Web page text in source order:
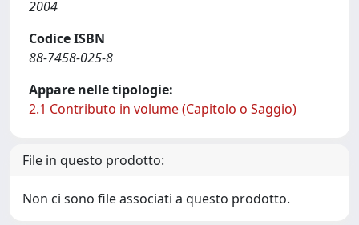
2004
Codice ISBN
88-7458-025-8
Appare nelle tipologie:
2.1 Contributo in volume (Capitolo o Saggio)
File in questo prodotto:
Non ci sono file associati a questo prodotto.